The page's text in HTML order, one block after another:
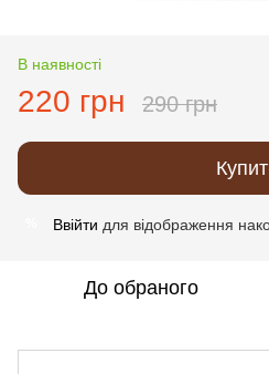
В наявності
220 грн 290 грн
Ввійти для відображення
До обраного